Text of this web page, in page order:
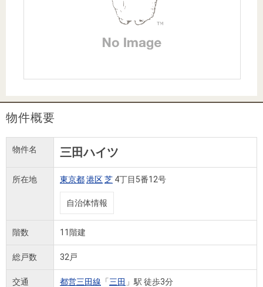
住宅ロー
ンシミュ
レーショ
住まいと
暮らしの
税金の本
ック）
購入ガイ
ド
ック）
売却ガイ
ド
物件概要
物件名 三田ハイツ
所在地 東京都港区芝 4丁目5番12号
自治体情報
階数 11階建
総戸数 32戸
交通 都営三田線 「三田 」駅 徒歩3分